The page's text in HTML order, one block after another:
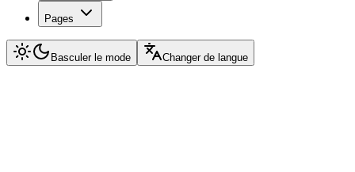
Pages
Basculer le mode Changer de langue